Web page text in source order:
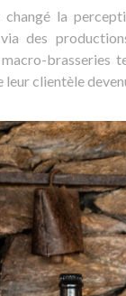
la
des
brasseries
leur clientèle